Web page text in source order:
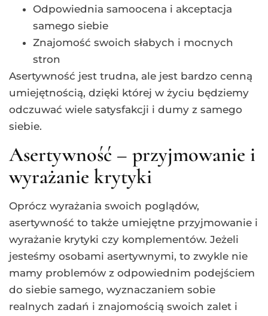
Odpowiednia samoocena i akceptacja
samego siebie
Znajomość swoich słabych i mocnych
stron
Asertywność jest trudna, ale jest bardzo cenną
umiejętnością, dzięki której w życiu będziemy
odczuwać wiele satysfakcji i dumy z samego
siebie.
Asertywność – przyjmowanie i
wyrażanie krytyki
Oprócz wyrażania swoich poglądów,
asertywność to także umiejętne przyjmowanie i
wyrażanie krytyki czy komplementów. Jeżeli
jesteśmy osobami asertywnymi, to zwykle nie
mamy problemów z odpowiednim podejściem
do siebie samego, wyznaczaniem sobie
realnych zadań i znajomością swoich zalet i